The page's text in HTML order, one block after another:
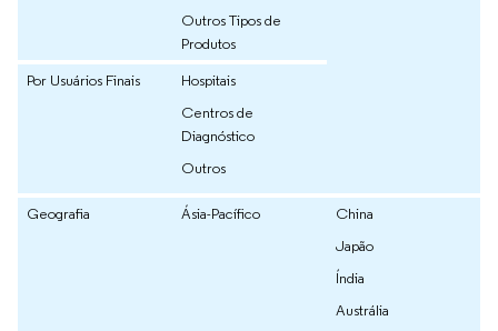
Outros Tipos de
Produtos
Por Usuários Finais
Hospitais
Centros de
Diagnóstico
Outros
Geografia Ásia-Pacífico
China
Japão
Índia
Austrália